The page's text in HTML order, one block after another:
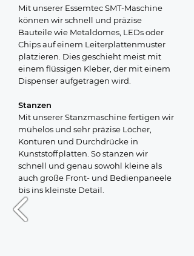
Mit unserer Essemtec SMT-Maschine
können wir schnell und präzise
Bauteile wie Metaldomes, LEDs oder
Chips auf einem Leiterplattenmuster
platzieren. Dies geschieht meist mit
einem flüssigen Kleber, der mit einem
Dispenser aufgetragen wird.
Stanzen
Mit unserer Stanzmaschine fertigen wir
mühelos und sehr präzise Löcher,
Konturen und Durchdrücke in
Kunststoffplatten. So stanzen wir
schnell und genau sowohl kleine als
auch große Front- und Bedienpaneele
bis ins kleinste Detail.​